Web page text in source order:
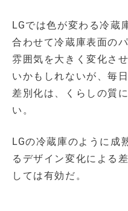
LGでは色が変わる冷蔵
合わせて冷蔵庫表面の
雰囲気を大きく変化さ
いかもしれないが、毎
差別化は、くらしの質
い。
LGの冷蔵庫のように成
るデザイン変化による
しては有効だ。